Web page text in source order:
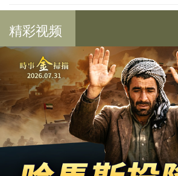
精彩视频